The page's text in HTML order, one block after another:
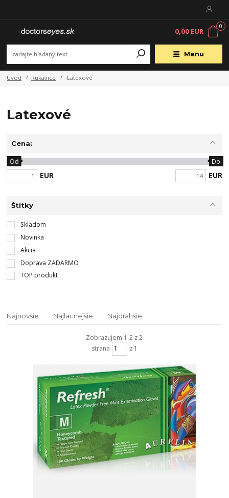
Menu
0
0,00 EUR
Úvod Rukavice Latexové
Latexové
Cena:
EUR
Od Do
EUR
Štítky
Skladom
Novinka
Akcia
Doprava ZADARMO
TOP produkt
Najnovšie Najlacnejšie Najdrahšie
Zobrazujem 1-2 z 2
strana
z 1